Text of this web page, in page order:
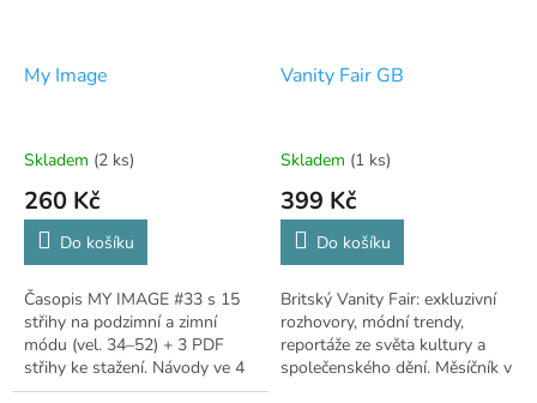
My Image
Skladem (2 ks)
260 Kč
Do košíku
Časopis MY IMAGE #33 s 15
střihy na podzimní a zimní
módu (vel. 34–52) + 3 PDF
střihy ke stažení. Návody ve 4
jazycích.
Vanity Fair GB
Skladem (1 ks)
399 Kč
Do košíku
Britský Vanity Fair: exkluzivní
rozhovory, módní trendy,
reportáže ze světa kultury a
společenského dění. Měsíčník v